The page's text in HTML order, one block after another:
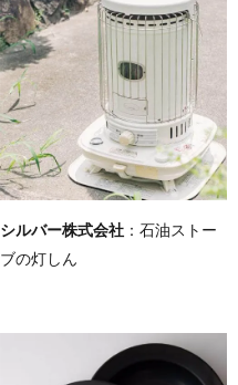
シルバー株式会社：石油ストー
ブの灯しん